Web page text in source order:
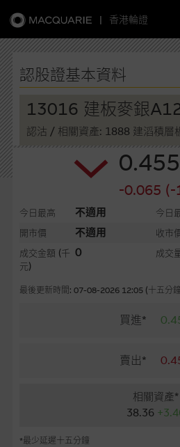
| 香港輪證
主頁
牛熊證
認股證基本資料
13016 建板麥銀
認沽 / 相關資產: 1888 建滔積層
0.455
-0.065 (-
今日最高 不適用 今日
開市價 不適用 收市
成交金額 (千
元)
0 成交
最後更新時間: 07-08-2026 12:05 (十五分
買進*
賣出*
相關資產*
38.36
*最少延遲十五分鐘